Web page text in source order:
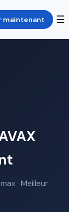
maintenant ☰
· Meilleur